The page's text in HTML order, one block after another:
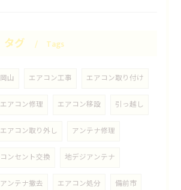
タグ Tags
岡山 エアコン工事 エアコン取り付け
エアコン修理 エアコン移設 引っ越し
エアコン取り外し アンテナ修理
コンセント交換 地デジアンテナ
アンテナ撤去 エアコン処分 備前市